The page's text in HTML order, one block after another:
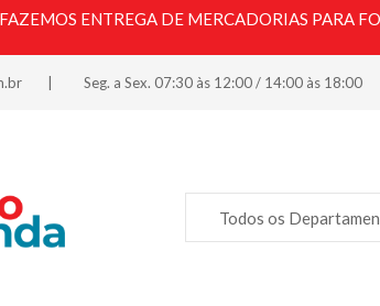
ENTREGA DE MERCADORIAS PARA
Seg. a Sex. 07:30 às 12:00 / 14:00 às 18:00
Todos os